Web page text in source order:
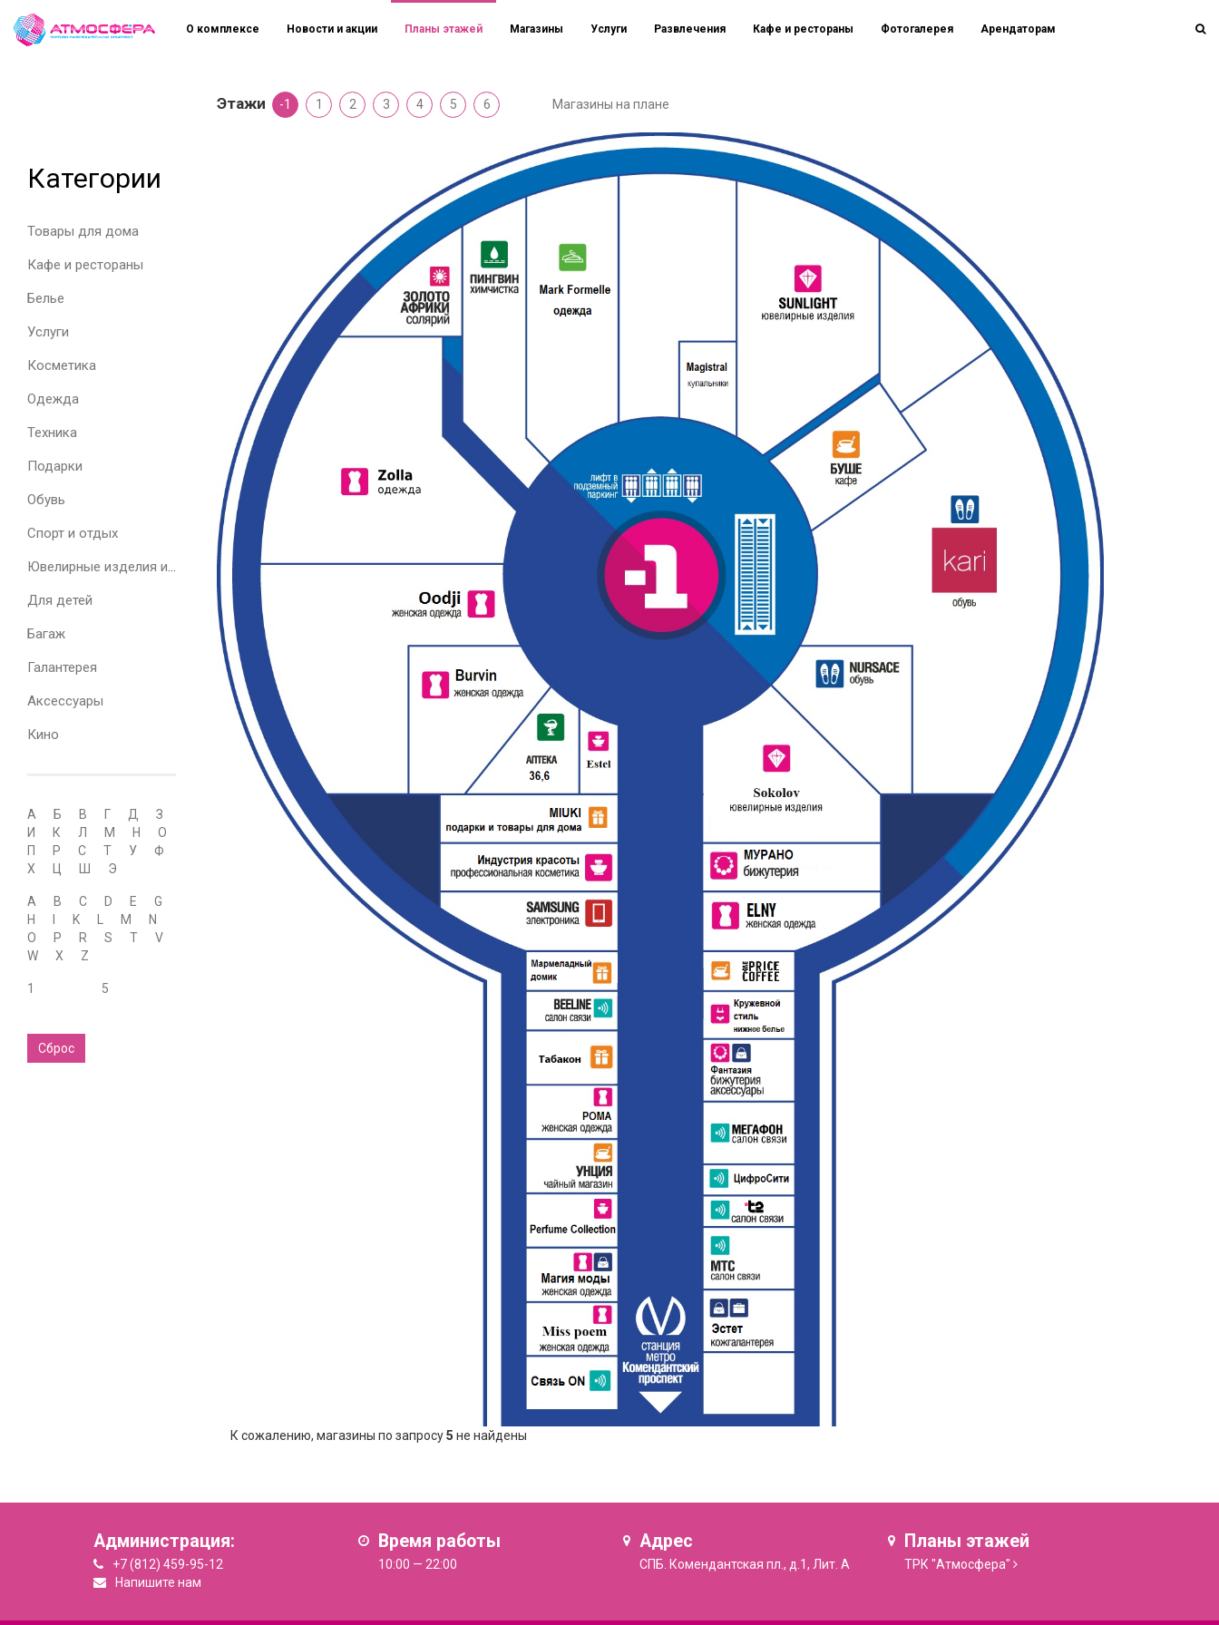
Категории
Товары для дома
Кафе и рестораны
Белье
Услуги
Косметика
Одежда
Техника
Подарки
Обувь
Спорт и отдых
Для детей
Багаж
Галантерея
Аксессуары
Кино
А Б В Г Д
З
И
К Л М Н
О
П
Р С Т У
Ф
Х
Ц Э
A B C D E
G
H
K M
N
O
P R S T
V
W
X Z
1 5
Сброс
О комплексе Новости и акции Планы этажей Магазины Услуги Развлечения Кафе и рестораны Фотогалерея Арендаторам
Этажи -1 1 2 3 4 5 6 Магазины на плане
К сожалению, магазины по запросу5 не найдены
Администрация:
+7 (812) 459-95-12
Напишите нам
Время работы
10:00 — 22:00
Адрес
СПБ. Комендантская пл., д.1, Лит. А
Планы этажей
ТРК "Атмосфера"